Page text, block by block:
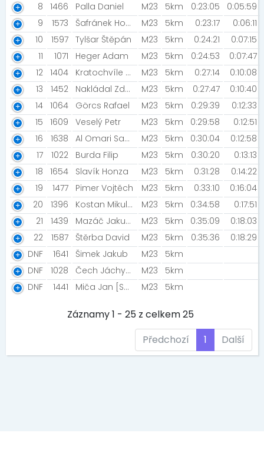
8
1466 Palla Daniel M23 5km 0:23:05
0:05:59
9
1573 Šafránek Honza M23 5km 0:23:17
0:06:11
10
1597 Tylšar Štěpán M23 5km 0:24:21
0:07:15
11
1071 Heger Adam M23 5km 0:24:53
0:07:47
12 1404 Kratochvíle Tomáš [Pablo] M23 5km 0:27:14
0:10:08
13
1452 Nakládal Zdeněk M23 5km 0:27:47
0:10:40
14 1064 Görcs Rafael M23 5km 0:29:39
0:12:33
15
1609 Veselý Petr M23 5km 0:29:58
0:12:51
16
1638 Al Omari Sami [Bellis] M23 5km 0:30:04
0:12:58
17
1022 Burda Filip M23 5km 0:30:20
0:13:13
18
1654 Slavík Honza M23 5km 0:31:28
0:14:22
19
1477 Pimer Vojtěch M23 5km 0:33:10
0:16:04
20
1396 Kostan Mikuláš [žabjaci v běhu] M23 5km 0:34:58
0:17:51
21
1439 Mazáč Jakub [Ammazying team] M23 5km 0:35:09
0:18:03
22
1587 Štěrba David M23 5km 0:35:36
0:18:29
DNF
1641 Šimek Jakub M23
5km
DNF
1028 Čech Jáchym [Horuni] M23
5km
DNF
1441 Miča Jan [SDH Bratrušov] M23 5km
Záznamy 1 - 25 z celkem 25
Předchozí
1 Další